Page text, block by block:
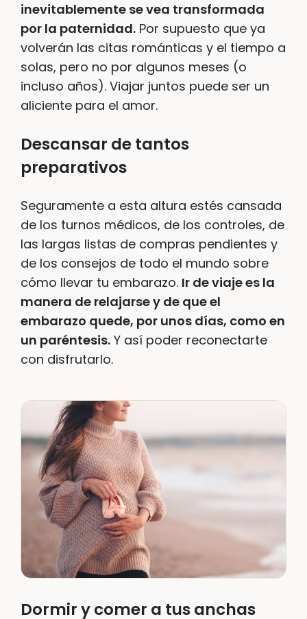
inevitablemente se vea transformada
por la paternidad. Por supuesto que ya
volverán las citas románticas y el tiempo a
solas, pero no por algunos meses (o
incluso años). Viajar juntos puede ser un
aliciente para el amor.
Descansar de tantos
preparativos
Seguramente a esta altura estés cansada
de los turnos médicos, de los controles, de
las largas listas de compras pendientes y
de los consejos de todo el mundo sobre
cómo llevar tu embarazo. Ir de viaje es la
manera de relajarse y de que el
embarazo quede, por unos días, como en
un paréntesis. Y así poder reconectarte
con disfrutarlo.
Dormir y comer a tus anchas